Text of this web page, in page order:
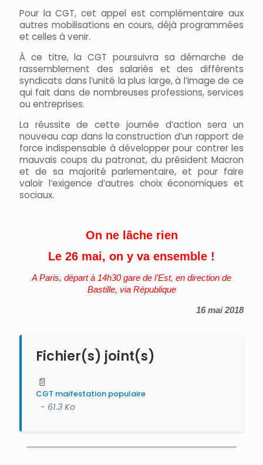
Pour la CGT, cet appel est complémentaire aux
autres mobilisations en cours, déjà programmées
et celles à venir.
À ce titre, la CGT poursuivra sa démarche de
rassemblement des salariés et des différents
syndicats dans l’unité la plus large, à l’image de ce
qui fait dans de nombreuses professions, services
ou entreprises.
La réussite de cette journée d’action sera un
nouveau cap dans la construction d’un rapport de
force indispensable à développer pour contrer les
mauvais coups du patronat, du président Macron
et de sa majorité parlementaire, et pour faire
valoir l’exigence d’autres choix économiques et
sociaux.
On ne lâche rien
Le 26 mai, on y va ensemble !
A Paris, départ à 14h30 gare de l’Est, en direction de
Bastille, via République
16 mai 2018
Fichier(s) joint(s)
📄
CGT maifestation populaire
- 61.3 Ko